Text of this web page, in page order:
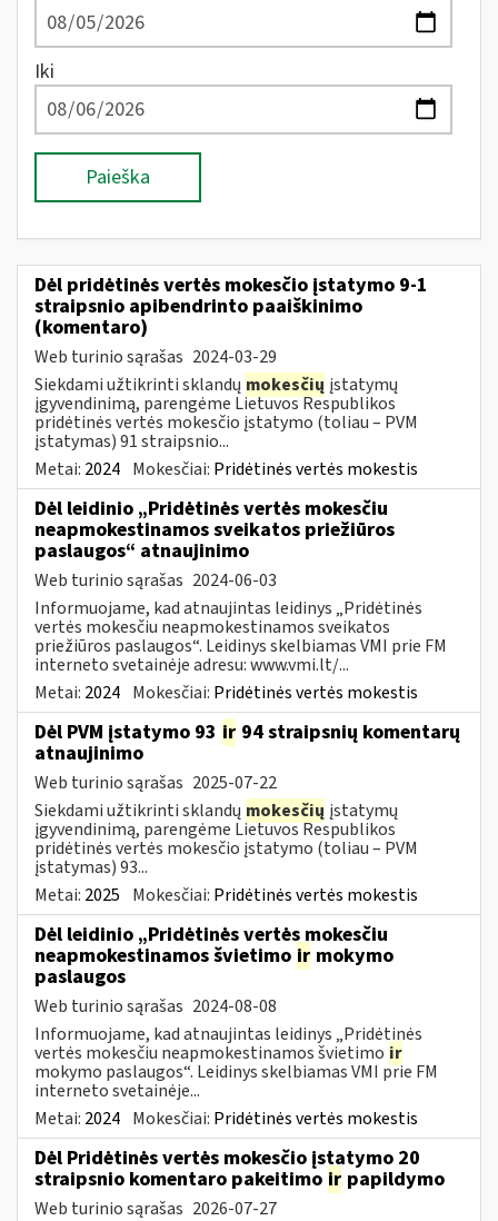
Iki
Paieška
Dėl pridėtinės vertės mokesčio įstatymo 9-1
straipsnio apibendrinto paaiškinimo
(komentaro)
Web turinio sąrašas 2024-03-29
Siekdami užtikrinti sklandų mokesčių įstatymų
įgyvendinimą, parengėme Lietuvos Respublikos
pridėtinės vertės mokesčio įstatymo (toliau – PVM
įstatymas) 91 straipsnio...
Metai: 2024 Mokesčiai: Pridėtinės vertės mokestis
Dėl leidinio „Pridėtinės vertės mokesčiu
neapmokestinamos sveikatos priežiūros
paslaugos“ atnaujinimo
Web turinio sąrašas 2024-06-03
Informuojame, kad atnaujintas leidinys „Pridėtinės
vertės mokesčiu neapmokestinamos sveikatos
priežiūros paslaugos“. Leidinys skelbiamas VMI prie FM
interneto svetainėje adresu: www.vmi.lt/...
Metai: 2024 Mokesčiai: Pridėtinės vertės mokestis
Dėl PVM įstatymo 93 ir 94 straipsnių komentarų
atnaujinimo
Web turinio sąrašas 2025-07-22
Siekdami užtikrinti sklandų mokesčių įstatymų
įgyvendinimą, parengėme Lietuvos Respublikos
pridėtinės vertės mokesčio įstatymo (toliau – PVM
įstatymas) 93...
Metai: 2025 Mokesčiai: Pridėtinės vertės mokestis
Dėl leidinio „Pridėtinės vertės mokesčiu
neapmokestinamos švietimo ir mokymo
paslaugos
Web turinio sąrašas 2024-08-08
Informuojame, kad atnaujintas leidinys „Pridėtinės
vertės mokesčiu neapmokestinamos švietimo ir
mokymo paslaugos“. Leidinys skelbiamas VMI prie FM
interneto svetainėje...
Metai: 2024 Mokesčiai: Pridėtinės vertės mokestis
Dėl Pridėtinės vertės mokesčio įstatymo 20
straipsnio komentaro pakeitimo ir papildymo
Web turinio sąrašas 2026-07-27